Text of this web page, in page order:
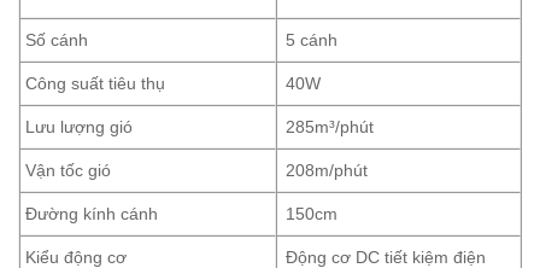
Số cánh 5 cánh
Công suất tiêu thụ 40W
Lưu lượng gió 285m³/phút
Vận tốc gió 208m/phút
Đường kính cánh 150cm
Kiểu động cơ Động cơ DC tiết kiệm điện